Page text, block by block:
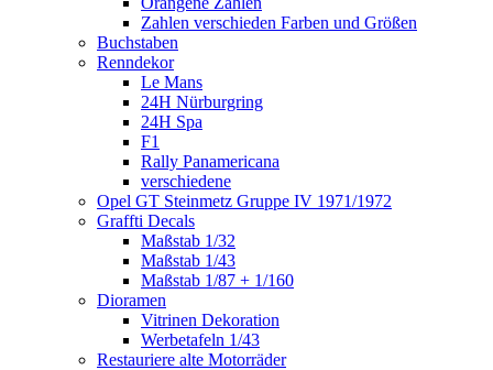
Zahlen verschieden Farben und Größen
Buchstaben
Renndekor
Le Mans
24H Nürburgring
24H Spa
F1
Rally Panamericana
verschiedene
Opel GT Steinmetz Gruppe IV 1971/1972
Graffti Decals
Maßstab 1/32
Maßstab 1/43
Maßstab 1/87 + 1/160
Dioramen
Vitrinen Dekoration
Werbetafeln 1/43
Restauriere alte Motorräder